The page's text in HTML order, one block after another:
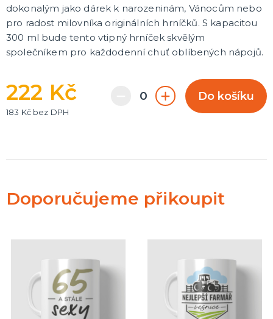
dokonalým jako dárek k narozeninám, Vánocům nebo
pro radost milovníka originálních hrníčků. S kapacitou
300 ml bude tento vtipný hrníček skvělým
společníkem pro každodenní chuť oblíbených nápojů.
222 Kč
183 Kč bez DPH
Do košíku
Doporučujeme přikoupit